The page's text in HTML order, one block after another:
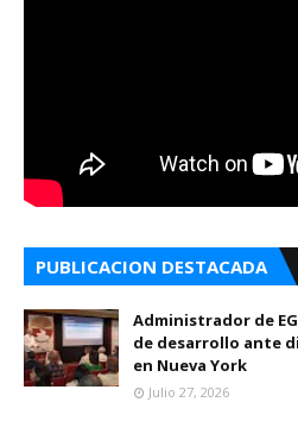
PUBLICACION DESTACADA
Administrador de
de desarrollo ante
en Nueva York
Julio 27, 2026